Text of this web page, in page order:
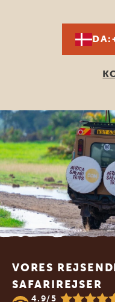
DA:
VORES
SAFARIREJSER
4.9/5